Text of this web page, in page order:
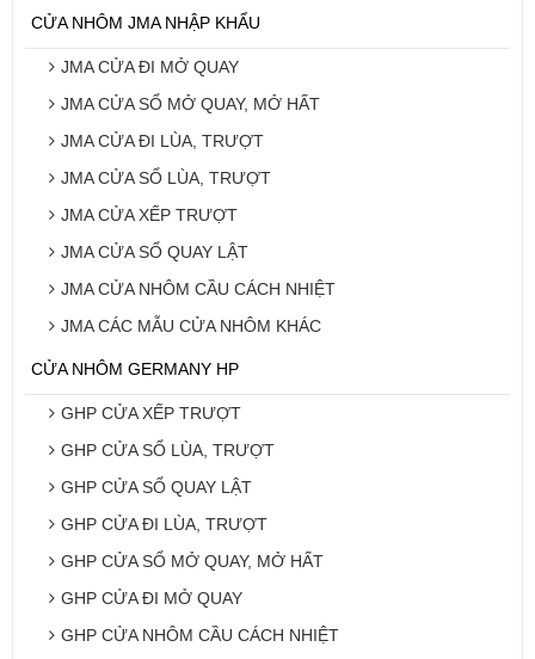
CỬA NHÔM JMA NHẬP KHẨU
JMA CỬA ĐI MỞ QUAY
JMA CỬA SỔ MỞ QUAY, MỞ HẤT
JMA CỬA ĐI LÙA, TRƯỢT
JMA CỬA SỔ LÙA, TRƯỢT
JMA CỬA XẾP TRƯỢT
JMA CỬA SỔ QUAY LẬT
JMA CỬA NHÔM CẦU CÁCH NHIỆT
JMA CÁC MẪU CỬA NHÔM KHÁC
CỬA NHÔM GERMANY HP
GHP CỬA XẾP TRƯỢT
GHP CỬA SỔ LÙA, TRƯỢT
GHP CỬA SỔ QUAY LẬT
GHP CỬA ĐI LÙA, TRƯỢT
GHP CỬA SỔ MỞ QUAY, MỞ HẤT
GHP CỬA ĐI MỞ QUAY
GHP CỬA NHÔM CẦU CÁCH NHIỆT